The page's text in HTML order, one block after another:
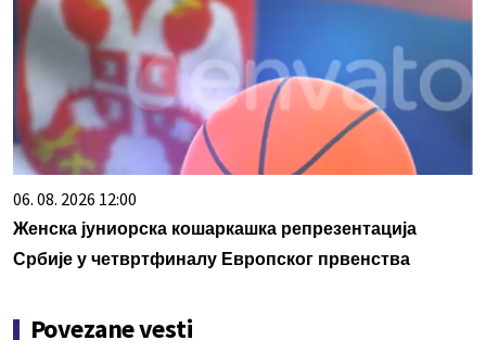
06. 08. 2026 12:00
Женска јуниорска кошаркашка репрезентација
Србије у четвртфиналу Европског првенства
Povezane vesti